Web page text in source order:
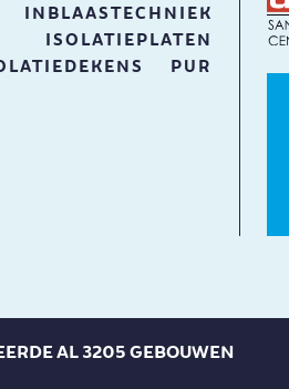
INBLAASTECHNIEK
ISOLATIEPLATEN
PUR
AL 3205 GEBOUWEN